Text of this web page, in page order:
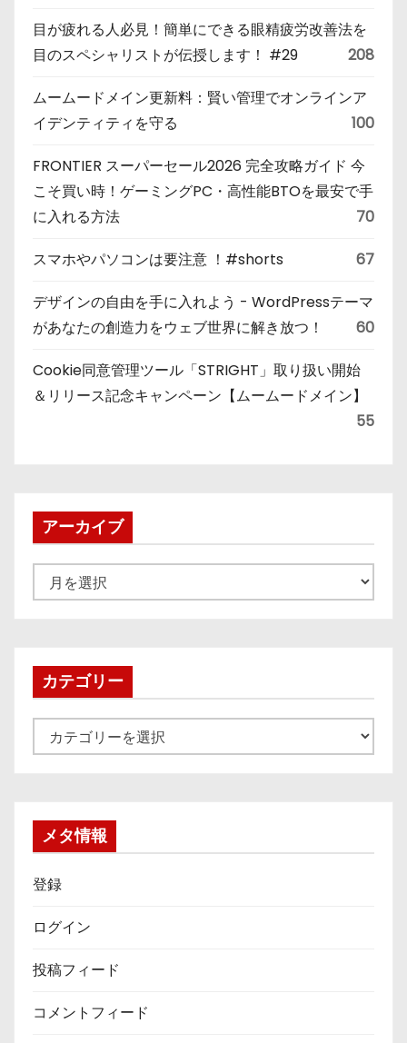
目が疲れる人必見！簡単にできる眼精疲労改善法を
目のスペシャリストが伝授します！ #29
208
ムームードメイン更新料：賢い管理でオンラインア
イデンティティを守る
100
FRONTIER スーパーセール2026 完全攻略ガイド 今
こそ買い時！ゲーミングPC・高性能BTOを最安で手
に入れる方法
70
スマホやパソコンは要注意 ！#shorts 67
デザインの自由を手に入れよう - WordPressテーマ
があなたの創造力をウェブ世界に解き放つ！
60
Cookie同意管理ツール「STRIGHT」取り扱い開始
＆リリース記念キャンペーン【ムームードメイン】
55
アーカイブ
ー
ブカテゴリー
テ
メタ情報
登録
ログイン
投稿フィード
コメントフィード